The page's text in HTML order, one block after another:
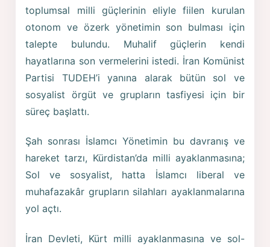
toplumsal milli güçlerinin eliyle fiilen kurulan
otonom ve özerk yönetimin son bulması için
talepte bulundu. Muhalif güçlerin kendi
hayatlarına son vermelerini istedi. İran Komünist
Partisi TUDEH’i yanına alarak bütün sol ve
sosyalist örgüt ve grupların tasfiyesi için bir
süreç başlattı.
Şah sonrası İslamcı Yönetimin bu davranış ve
hareket tarzı, Kürdistan’da milli ayaklanmasına;
Sol ve sosyalist, hatta İslamcı liberal ve
muhafazakâr grupların silahları ayaklanmalarına
yol açtı.
İran Devleti, Kürt milli ayaklanmasına ve sol-